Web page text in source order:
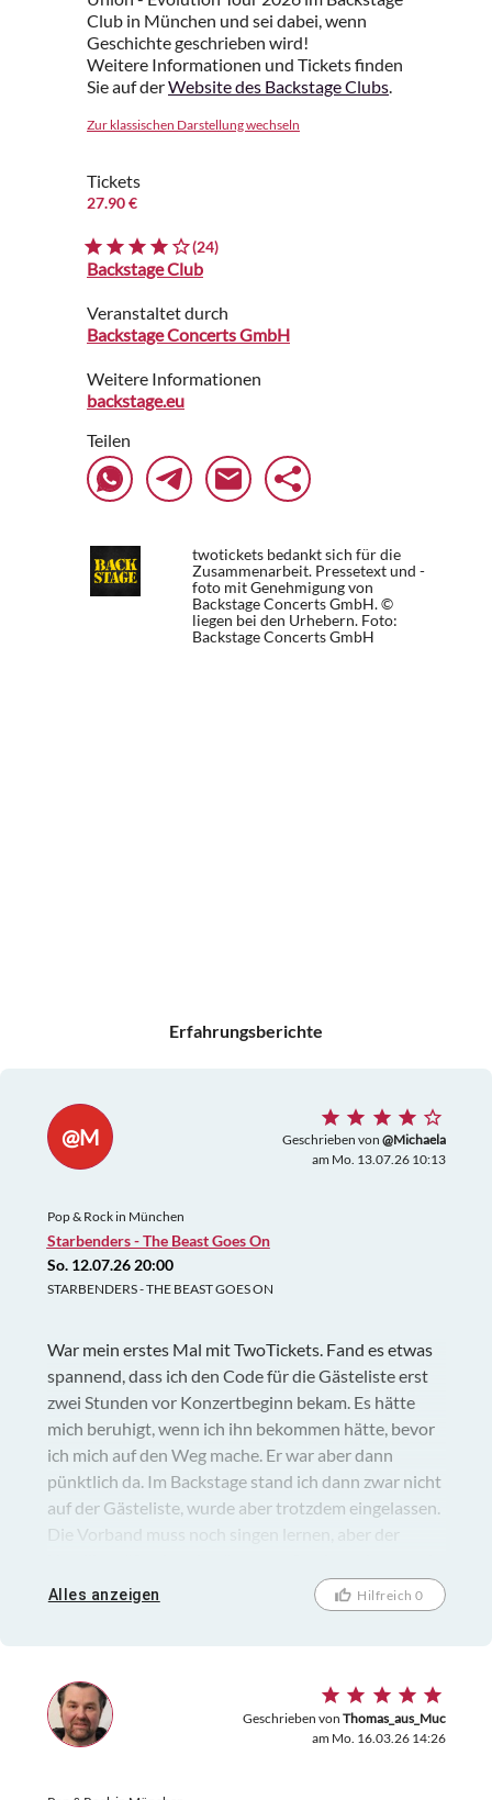
Club in München und sei dabei, wenn
Geschichte geschrieben wird!
Weitere Informationen und Tickets finden
Sie auf derWebsite des Backstage Clubs.
Zur klassischen Darstellung wechseln
Tickets
27.90 €
(24)
Backstage Club
Veranstaltet durch
Backstage Concerts GmbH
Weitere Informationen
backstage.eu
Teilen
twotickets bedankt sich für die
Zusammenarbeit. Pressetext und -
foto mit Genehmigung von
Backstage Concerts GmbH. ©
liegen bei den Urhebern. Foto:
Backstage Concerts GmbH
Erfahrungsberichte
@M Geschrieben von @Michaela
am Mo. 13.07.26 10:13
Pop & Rock in München
Starbenders - The Beast Goes On
So. 12.07.26 20:00
STARBENDERS - THE BEAST GOES ON
War mein erstes Mal mit TwoTickets. Fand es etwas
spannend, dass ich den Code für die Gästeliste erst
zwei Stunden vor Konzertbeginn bekam. Es hätte
mich beruhigt, wenn ich ihn bekommen hätte, bevor
ich mich auf den Weg mache. Er war aber dann
pünktlich da. Im Backstage stand ich dann zwar nicht
auf der Gästeliste, wurde aber trotzdem eingelassen.
Die Vorband muss noch singen lernen, aber der
dann noch ein sagenhafter Abend.
Alles anzeigen Hilfreich 0
Geschrieben von Thomas_aus_Muc
am Mo. 16.03.26 14:26